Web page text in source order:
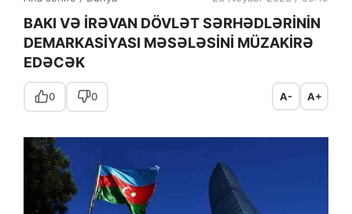
BAKI VƏ İRƏVAN DÖVLƏT SƏRHƏDLƏRİNİN
DEMARKASİYASI MƏSƏLƏSİNİ MÜZAKİRƏ
EDƏCƏK
0 0 A- A+